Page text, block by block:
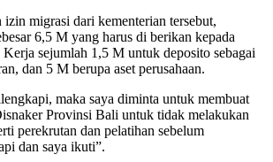
migrasi dari kementerian tersebut,
6,5 M yang harus di berikan kepada
sejumlah 1,5 M untuk deposito sebagai
dan 5 M berupa aset perusahaan.
maka saya diminta untuk membuat
Provinsi Bali untuk tidak melakukan
perekrutan dan pelatihan sebelum
dan saya ikuti”.